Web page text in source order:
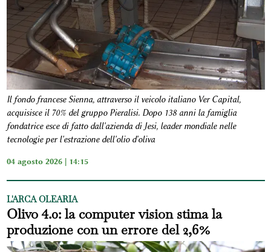
Il fondo francese Sienna, attraverso il veicolo italiano Ver Capital,
acquisisce il 70% del gruppo Pieralisi. Dopo 138 anni la famiglia
fondatrice esce di fatto dall'azienda di Jesi, leader mondiale nelle
tecnologie per l'estrazione dell'olio d'oliva
04 agosto 2026 | 14:15
L'ARCA OLEARIA
Olivo 4.0: la computer vision stima la
produzione con un errore del 2,6%